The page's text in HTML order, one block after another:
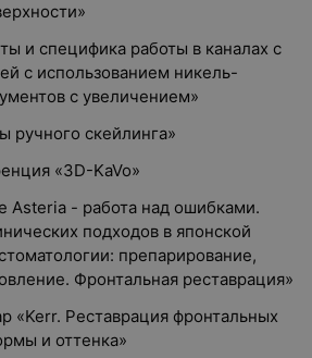
и специфика работы в каналах с
с использованием никель-
с увеличением»
ручного скейлинга»
«3D-KaVo»
Asteria - работа над ошибками.
подходов в японской
препарирование,
Фронтальная реставрация»
«Kerr. Реставрация фронтальных
и оттенка»